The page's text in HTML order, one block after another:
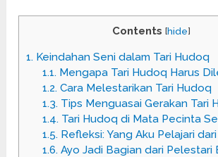
Contents [hide]
1. Keindahan Seni dalam Tari Hudoq
1.1.Mengapa Tari Hudoq Harus
1.2.Cara Melestarikan Tari Hudoq
1.3.Tips Menguasai Gerakan Tari
1.4.Tari Hudoq di Mata Pecinta
1.5.Refleksi: Yang Aku Pelajari
1.6.Ayo Jadi Bagian dari Pelestari